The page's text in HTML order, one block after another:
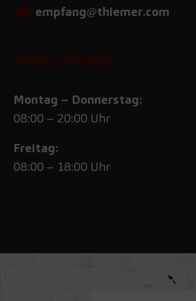
empfang@thiemer.com
SPRECHSTUNDE
Montag – Donnerstag:
08:00 – 20:00 Uhr
Freitag:
08:00 – 18:00 Uhr